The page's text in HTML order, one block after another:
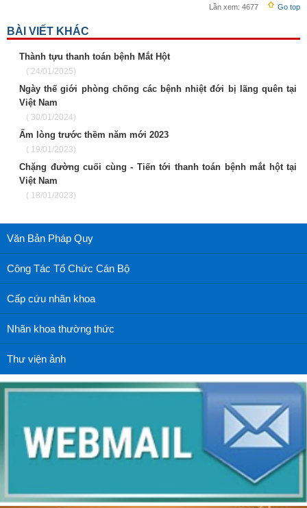
Lần xem: 4677 Go top
BÀI VIẾT KHÁC
Thành tựu thanh toán bệnh Mắt Hột
( 24/01/2025)
Ngày thế giới phòng chống các bệnh nhiệt đới bị lãng quên tại
Việt Nam
( 30/01/2024)
Ấm lòng trước thềm năm mới 2023
( 19/01/2023)
Chặng đường cuối cùng - Tiến tới thanh toán bệnh mắt hột tại
Việt Nam
( 18/01/2023)
Văn Bản Pháp Quy
Công Tác Tổ Chức Cán Bộ
Cấp cứu nhãn khoa
Nhãn khoa thường thức
Thư viện ảnh